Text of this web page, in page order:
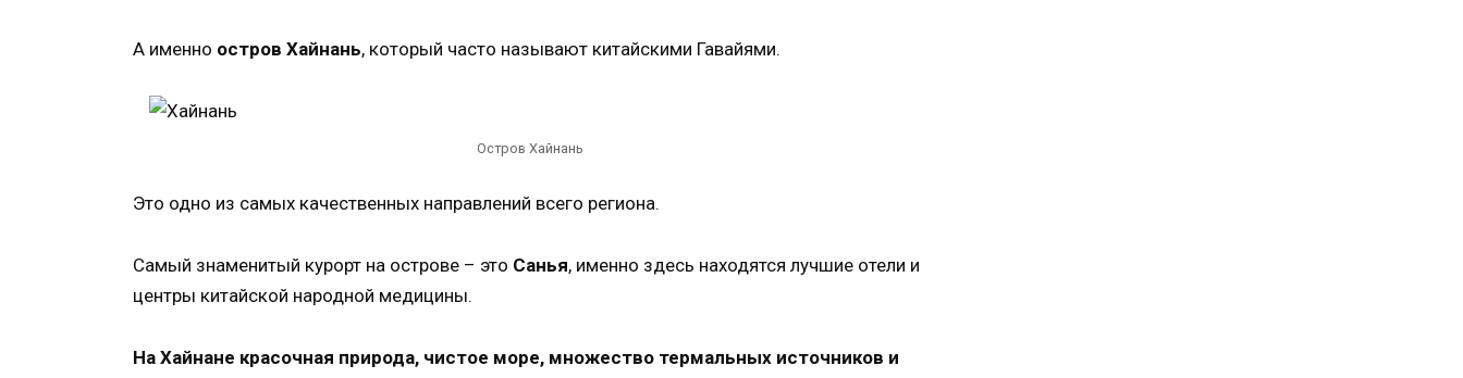
А именно остров Хайнань, который часто называют китайскими Гавайями.
Остров Хайнань
Это одно из самых качественных направлений всего региона.
Самый знаменитый курорт на острове – это Санья, именно здесь находятся лучшие отели и
центры китайской народной медицины.
На Хайнане красочная природа, чистое море, множество термальных источников и